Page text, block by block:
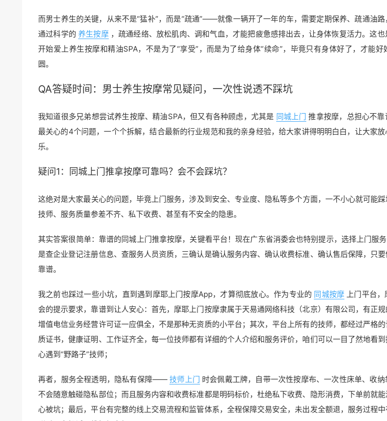
而男士养生的关键，从来不是“猛补”，而是“疏通”——就像一辆开了一年的车，需要定期保养、疏通油
通过科学的 养生按摩 ，疏通经络、放松肌肉、调和气血，才能把疲惫感排出去，让身体恢复活力。这也
开始爱上养生按摩和精油SPA，不是为了“享受”，而是为了给身体“续命”，毕竟只有身体好了，才能
圆。
QA答疑时间： 男士养生按摩常见疑问，一次性说透不踩坑
我知道很多兄弟想尝试养生按摩、精油SPA，但又有各种顾虑，尤其是 同城上门 推拿按摩，总担心不
最关心的4个问题，一个个拆解，结合最新的行业规范和我的亲身经验，给大家讲得明明白白，让大家
乐。
疑问1：同城上门推拿按摩可靠吗？会不会踩坑？
这绝对是大家最关心的问题，毕竟上门服务，涉及到安全、专业度、隐私等多个方面，一不小心就可能
技师、服务质量参差不齐、私下收费、甚至有不安全的隐患。
其实答案很简单：靠谱的同城上门推拿按摩，关键看平台！现在广东省消委会也特别提示，选择上门服
是查企业登记注册信息、查服务人员资质，三确认是确认服务内容、确认收费标准、确认售后保障，只
靠谱。
我之前也踩过一些小坑，直到遇到摩耶上门按摩App，才算彻底放心。作为专业的 同城按摩 上门平台
会的提示要求，靠谱到让人安心：首先，摩耶上门按摩隶属于天易通网络科技（北京）有限公司，有正规
增值电信业务经营许可证一应俱全，不是那种无资质的小平台；其次，平台上所有的技师，都经过严格
质证书，健康证明、工作证齐全，每一位技师都有详细的个人介绍和服务评价，咱们可以一目了然地看
心遇到“野路子”技师；
再者，服务全程透明，隐私有保障—— 技师上门 时会佩戴工牌，自带一次性按摩布、一次性床单、收纳
不会随意触碰隐私部位；而且服务内容和收费标准都是明码标价，杜绝私下收费、隐形消费，下单前就
心被坑；最后，平台有完整的线上交易流程和监管体系，全程保障交易安全，未出发全额退，服务过程